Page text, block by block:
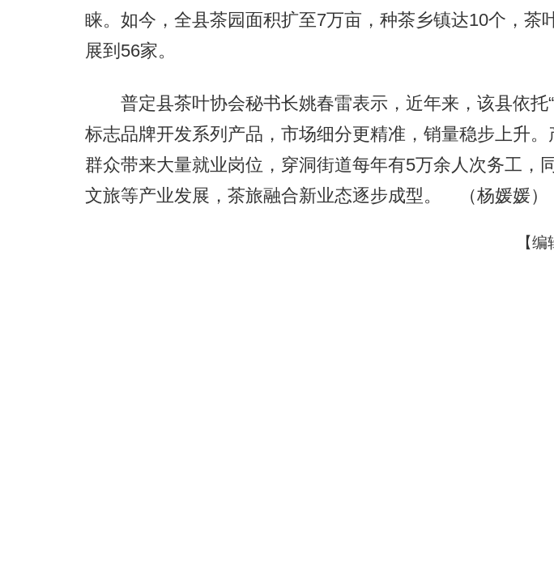
睐。如今，全县茶园面积扩至7万亩，种茶乡镇达10个，茶
展到56家。
普定县茶叶协会秘书长姚春雷表示，近年来，该县依托“
标志品牌开发系列产品，市场细分更精准，销量稳步上升。
群众带来大量就业岗位，穿洞街道每年有5万余人次务工，
文旅等产业发展，茶旅融合新业态逐步成型。 （杨媛媛）
【